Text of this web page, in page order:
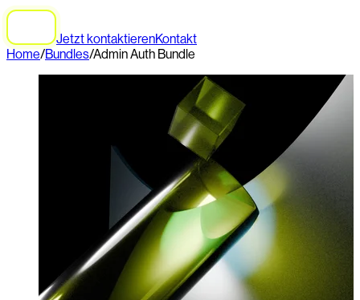
Jetzt kontaktierenKontakt
Home/Bundles/Admin Auth Bundle